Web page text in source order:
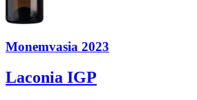
Monemvasia 2023
Laconia IGP